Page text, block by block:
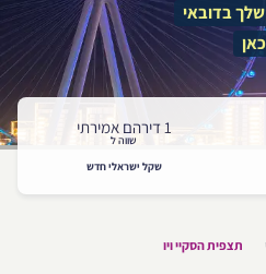
בדובאי
1 דירהם אמירתי
שווה ל
שקל ישראלי חדש
תצפית הסקיי ויו